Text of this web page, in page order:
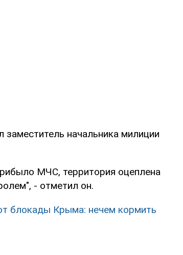
начальника милиции
МЧС, территория оцеплена
- отметил он.
блокады Крыма: нечем кормить